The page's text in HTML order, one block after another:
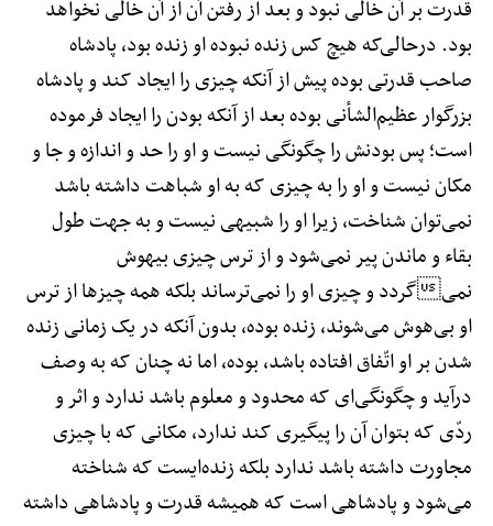
قدرت بر آن خالی نبود و بعد از رفتن آن از آن خالی نخواهد
بود. درحالی‌که هیچ کس زنده نبوده او زنده بود، پادشاه
صاحب قدرتی بوده پیش از آنکه چیزی را ایجاد کند و پادشاه
بزرگوار عظیم‌الشأنی بوده بعد از آنکه بودن را ایجاد فرموده
است؛ پس بودنش را چگونگی نیست و او را حد و اندازه و جا و
مکان نیست و او را به چیزی که به او شباهت داشته باشد
نمی‌توان شناخت، زیرا او را شبیهی نیست و به جهت طول
بقاء و ماندن پیر نمی‌شود و از ترس چیزی بیهوش
نمیگردد و چیزی او را نمی‌ترساند بلکه همه چیزها از ترس
او بی‌هوش می‌شوند، زنده بوده، بدون آنکه در یک زمانی زنده
شدن بر او اتّفاق افتاده باشد، بوده، اما نه چنان که به وصف
درآید و چگونگی‌ای که محدود و معلوم باشد ندارد و اثر و
ردّی که بتوان آن را پیگیری کند ندارد، مکانی که با چیزی
مجاورت داشته باشد ندارد بلکه زنده‌ایست که شناخته
می‌شود و پادشاهی است که همیشه قدرت و پادشاهی داشته